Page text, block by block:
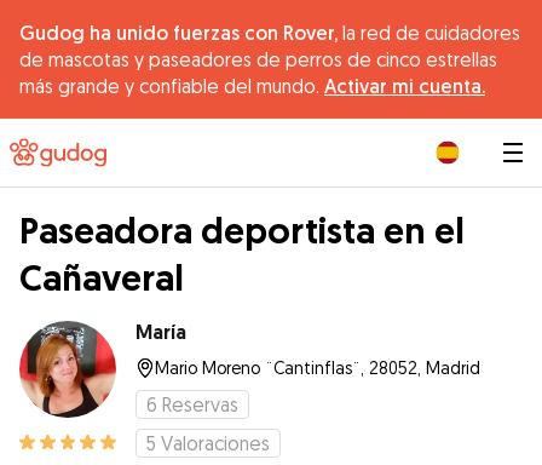
Gudog ha unido fuerzas con Rover, la red de cuidadores
de mascotas y paseadores de perros de cinco estrellas
más grande y confiable del mundo. Activar mi cuenta.
Paseadora deportista en el
Cañaveral
María
Mario Moreno ¨Cantinflas¨, 28052, Madrid
6 Reservas
5 Valoraciones